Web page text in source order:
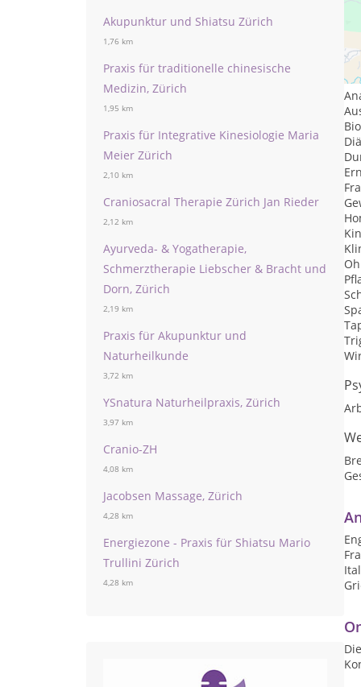
Akupunktur und Shiatsu Zürich
1,76 km
Praxis für traditionelle chinesische
Medizin, Zürich
1,95 km
Praxis für Integrative Kinesiologie Maria
Meier Zürich
2,10 km
Craniosacral Therapie Zürich Jan Rieder
2,12 km
Ayurveda- & Yogatherapie,
Schmerztherapie Liebscher & Bracht und
Dorn, Zürich
2,19 km
Praxis für Akupunktur und
Naturheilkunde
3,72 km
YSnatura Naturheilpraxis, Zürich
3,97 km
Cranio-ZH
4,08 km
Jacobsen Massage, Zürich
4,28 km
Energiezone - Praxis für Shiatsu Mario
Trullini Zürich
4,28 km